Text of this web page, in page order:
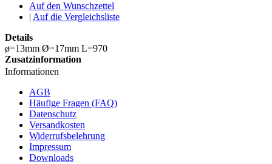
Auf den Wunschzettel
| Auf die Vergleichsliste
Details
ø=13mm Ø=17mm L=970
Zusatzinformation
Informationen
AGB
Häufige Fragen (FAQ)
Datenschutz
Versandkosten
Widerrufsbelehrung
Impressum
Downloads